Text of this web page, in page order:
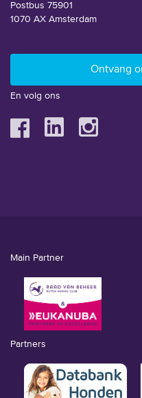
Postbus 75901
1070 AX Amsterdam
En volg ons
Main Partner
Partners